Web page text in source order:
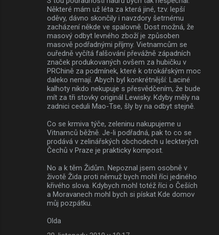
Některé mám už léta za která jiné, tzv. lepší
oděvy, dávno skončily i navzdory šetrnému
zacházení někde ve spalovně. Dost možná, že
masový odbyt levného zboží je způsoben
masově podřadnými příjmy. Vietnamcům se
ouředně vyčítá falšování převážně západních
značek produkovaných ovšem za hubičku v
PRChině za podmínek, které k otrokářským moc
daleko nemají. Abych byl konkrétnější: Laciné
kalhoty nikdo nekupuje s přesvědčením, že bude
mít za tři stovky originál Lewisky. Kdyby měly na
zadnici ceduli Mao-Tse, šly by na odbyt stejně.
Co se krmiva týče, zeleninu nakupujeme u
Vitnamců běžně. Je-li podřadná, pak to co se
prodává v zelinářských obchodech u leckterých
Čechů v Praze je prakticky kompost.
No a k těm Židům. Nepoznal jsem osobně v
životě Žida proti němuž bych mohl říci jediného
křivého slova. Kdybych mohl totéž říci o Češích
a Moravanech mohl bych si pískat Kde domov
můj pozpátku.
Olda